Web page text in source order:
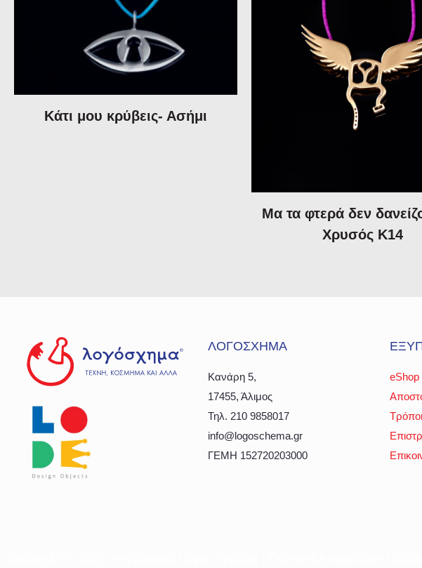
Κάτι μου κρύβεις- Ασήμι
Μα τα φτερά δεν
Χρυσός Κ14
ΛΟΓΟΣΧΗΜΑ
Κανάρη 5,
17455, Άλιμος
Τηλ. 210 9858017
info@logoschema.gr
ΓΕΜΗ 152720203000
eShop